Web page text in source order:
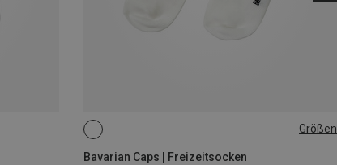
Größen
Bavarian Caps | Freizeitsocken
36|37|38|39|40